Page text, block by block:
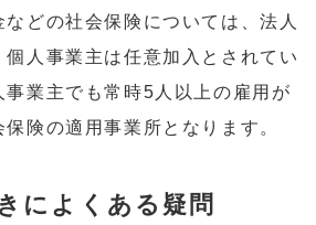
どの社会保険については、法人
人事業主は任意加入とされてい
事業主でも常時5人以上の雇用が
険の適用事業所となります。
によくある疑問